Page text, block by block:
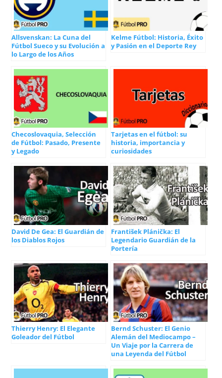
Allsvenskan: La Cuna del
Fútbol Sueco y su Evolución a
lo Largo de los Años
Kelme Fútbol: Historia, Éxito
y Pasión en el Deporte Rey
Checoslovaquia, Selección
de Fútbol: Pasado, Presente
y Legado
Tarjetas en el fútbol: su
historia, importancia y
curiosidades
David De Gea: El Guardián de
los Diablos Rojos
František Plánička: El
Legendario Guardián de la
Portería
Thierry Henry: El Elegante
Goleador del Fútbol
Bernd Schuster: El Genio
Alemán del Mediocampo –
Un Viaje por la Carrera de
una Leyenda del Fútbol